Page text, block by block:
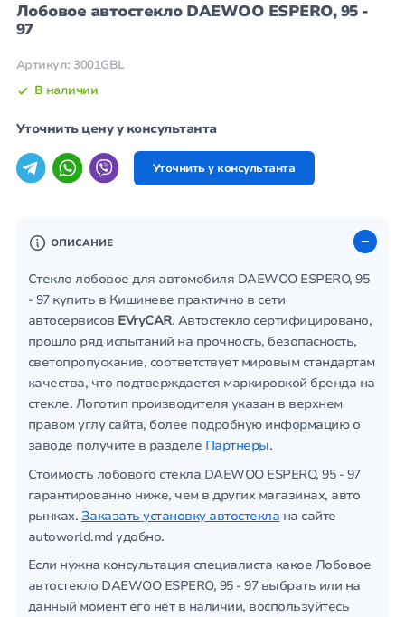
Лобовое автостекло DAEWOO ESPERO, 95 -
97
Артикул: 3001GBL
В наличии
Уточнить цену у консультанта
Уточнить у консультанта
ОПИСАНИЕ
Стекло лобовое для автомобиля DAEWOO ESPERO, 95
- 97 купить в Кишиневе практично в сети
автосервисов EVryCAR. Автостекло сертифицировано,
прошло ряд испытаний на прочность, безопасность,
светопропускание, соответствует мировым стандартам
качества, что подтверждается маркировкой бренда на
стекле. Логотип производителя указан в верхнем
правом углу сайта, более подробную информацию о
заводе получите в разделе Партнеры.
Стоимость лобового стекла DAEWOO ESPERO, 95 - 97
гарантированно ниже, чем в других магазинах, авто
рынках. Заказать установку автостекла на сайте
autoworld.md удобно.
Если нужна консультация специалиста какое Лобовое
автостекло DAEWOO ESPERO, 95 - 97 выбрать или на
данный момент его нет в наличии, воспользуйтесь